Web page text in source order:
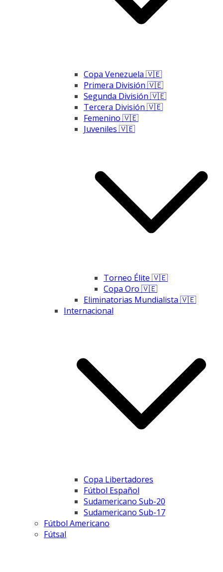
Copa Venezuela 🇻🇪
Primera División 🇻🇪
Segunda División 🇻🇪
Tercera División 🇻🇪
Femenino 🇻🇪
Juveniles 🇻🇪
Torneo Élite 🇻🇪
Copa Oro 🇻🇪
Eliminatorias Mundialista 🇻🇪
Internacional
Copa Libertadores
Fútbol Español
Sudamericano Sub-20
Sudamericano Sub-17
Fútbol Americano
Fútsal